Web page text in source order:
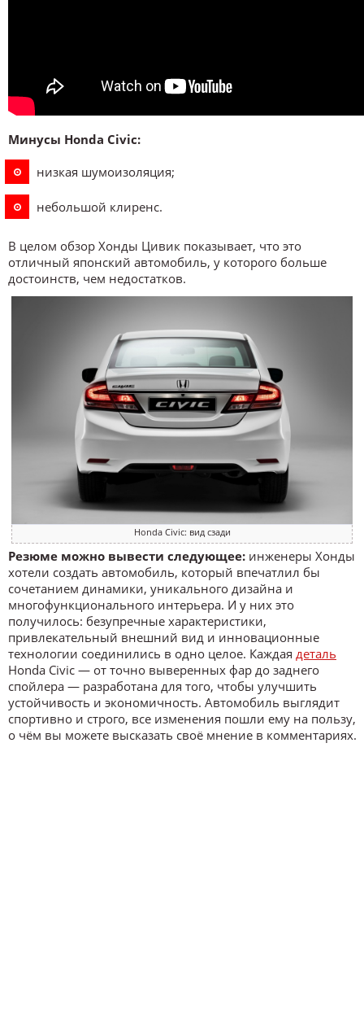
Минусы Honda Civic:
низкая шумоизоляция;
небольшой клиренс.
В целом обзор Хонды Цивик показывает, что это
отличный японский автомобиль, у которого больше
достоинств, чем недостатков.
Honda Civic: вид сзади
Резюме можно вывести следующее: инженеры Хонды
хотели создать автомобиль, который впечатлил бы
сочетанием динамики, уникального дизайна и
многофункционального интерьера. И у них это
получилось: безупречные характеристики,
привлекательный внешний вид и инновационные
технологии соединились в одно целое. Каждая деталь
Honda Civic — от точно выверенных фар до заднего
спойлера — разработана для того, чтобы улучшить
устойчивость и экономичность. Автомобиль выглядит
спортивно и строго, все изменения пошли ему на пользу,
о чём вы можете высказать своё мнение в комментариях.